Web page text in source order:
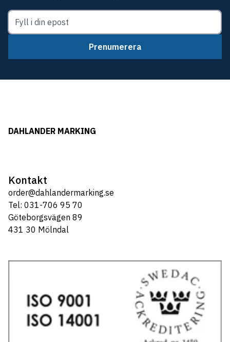
Prenumerera
DAHLANDER MARKING
Kontakt
order@dahlandermarking.se
Tel: 031-706 95 70
Göteborgsvägen 89
431 30 Mölndal